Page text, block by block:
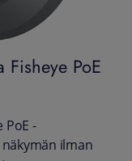
Fisheye PoE
PoE -
ilman